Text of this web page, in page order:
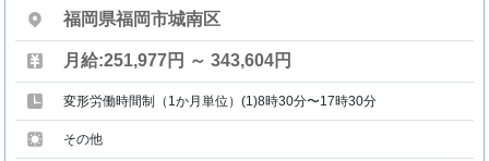
福岡県福岡市城南区
月給:251,977円 ～ 343,604円
変形労働時間制（1か月単位）(1)8時30分〜17時30分
その他